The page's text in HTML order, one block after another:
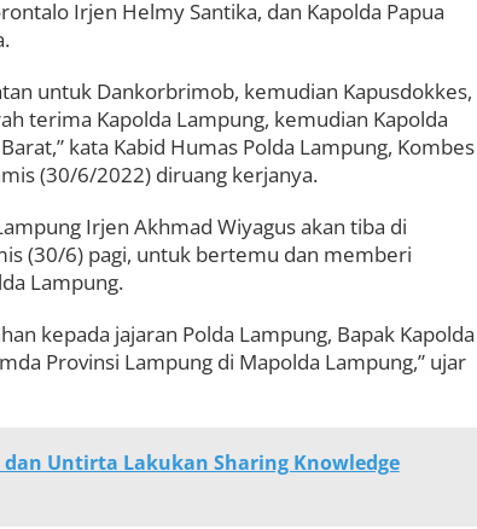
Irjen Helmy Santika, dan Kapolda Papua
untuk Dankorbrimob, kemudian Kapusdokkes,
terima Kapolda Lampung, kemudian Kapolda
kata Kabid Humas Polda Lampung, Kombes
(30/6/2022) diruang kerjanya.
Irjen Akhmad Wiyagus akan tiba di
(30/6) pagi, untuk bertemu dan memberi
Lampung.
kepada jajaran Polda Lampung, Bapak Kapolda
Provinsi Lampung di Mapolda Lampung,” ujar
dan Untirta Lakukan Sharing Knowledge